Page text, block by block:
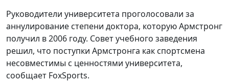
Руководители университета проголосовали за
аннулирование степени доктора, которую Армстронг
получил в 2006 году. Совет учебного заведения
решил, что поступки Армстронга как спортсмена
несовместимы с ценностями университета,
сообщает FoxSports.